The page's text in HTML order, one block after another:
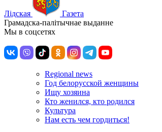
Лiдская
Газета
Грамадска-палiтычнае выданне
Мы в соцсетях
Regional news
Год белорусской женщины
Ищу хозяина
Кто женился, кто родился
Культура
Нам есть чем гордиться!